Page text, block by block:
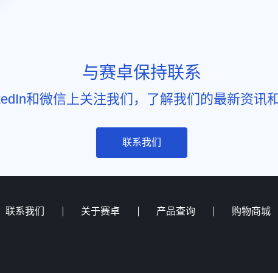
与赛卓保持联系
和微信上关注我们，了解我们的最新资讯
联系我们
联系我们 关于赛卓 产品查询 购物商城